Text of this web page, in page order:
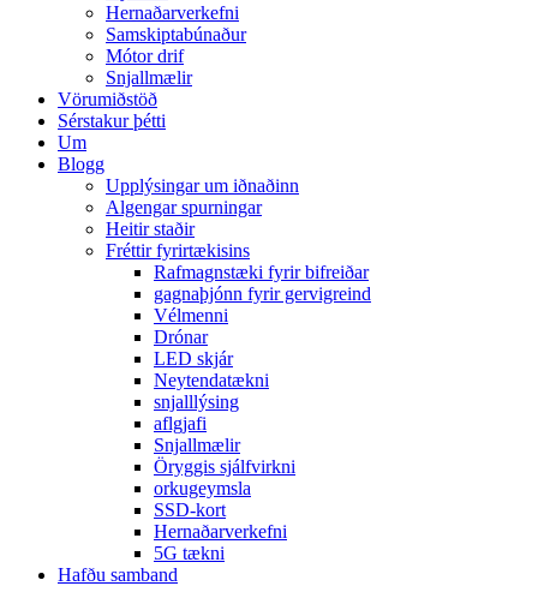
Hernaðarverkefni
Samskiptabúnaður
Mótor drif
Snjallmælir
Vörumiðstöð
Sérstakur þétti
Um
Blogg
Upplýsingar um iðnaðinn
Algengar spurningar
Heitir staðir
Fréttir fyrirtækisins
Rafmagnstæki fyrir bifreiðar
gagnaþjónn fyrir gervigreind
Vélmenni
Drónar
LED skjár
Neytendatækni
snjalllýsing
aflgjafi
Snjallmælir
Öryggis sjálfvirkni
orkugeymsla
SSD-kort
Hernaðarverkefni
5G tækni
Hafðu samband